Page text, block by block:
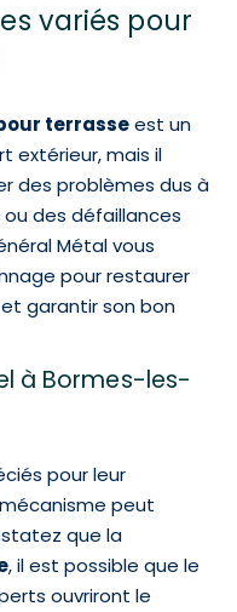
variés pour
terrasseest un
extérieur, mais il
des problèmes dus à
ou des défaillances
Métal vous
pour restaurer
garantir son bon
à Bormes-les-
pour leur
peut
que la
, il est possible que le
ouvriront le